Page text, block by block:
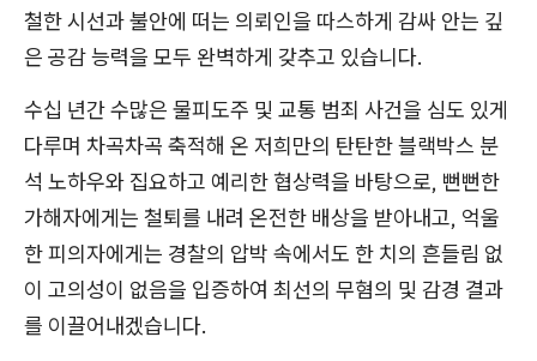
철한 시선과 불안에 떠는 의뢰인을 따스하게 감싸 안는 깊
은 공감 능력을 모두 완벽하게 갖추고 있습니다.
수십 년간 수많은 물피도주 및 교통 범죄 사건을 심도 있게
다루며 차곡차곡 축적해 온 저희만의 탄탄한 블랙박스 분
석 노하우와 집요하고 예리한 협상력을 바탕으로, 뻔뻔한
가해자에게는 철퇴를 내려 온전한 배상을 받아내고, 억울
한 피의자에게는 경찰의 압박 속에서도 한 치의 흔들림 없
이 고의성이 없음을 입증하여 최선의 무혐의 및 감경 결과
를 이끌어내겠습니다.